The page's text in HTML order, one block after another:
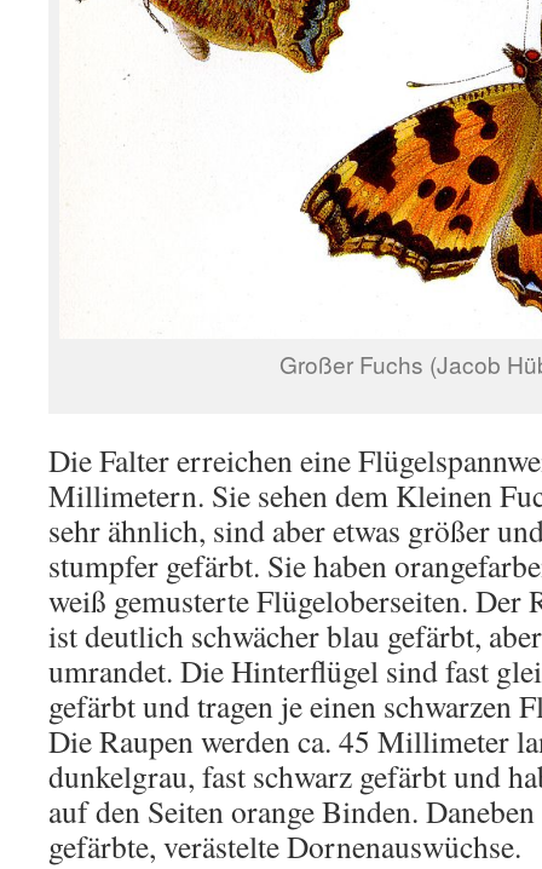
Großer Fuchs (Jacob
Die Falter erreichen eine
Millimetern. Sie sehen dem Kleinen
sehr ähnlich, sind aber etwas größer
stumpfer gefärbt. Sie haben
weiß gemusterte Flügeloberseiten. Der
ist deutlich schwächer blau gefärbt,
umrandet. Die Hinterflügel sind fast
gefärbt und tragen je einen schwarzen
Die Raupen werden ca. 45 Millimeter
dunkelgrau, fast schwarz gefärbt und
auf den Seiten orange Binden.
gefärbte, verästelte Dornenauswüchse.